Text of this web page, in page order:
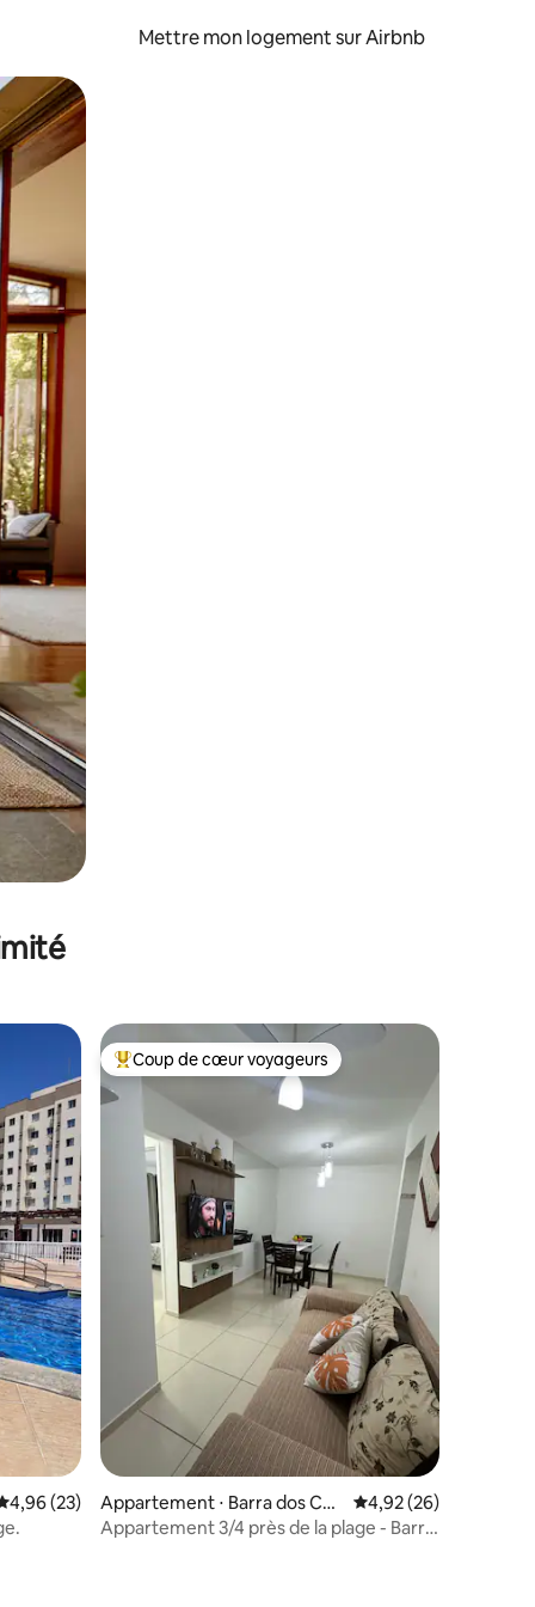
Mettre mon logement sur Airbnb
glisser.
moyenne sur la base de 23 commentaires : 4,96 sur 5
4,96 (23)
Coups de cœur voyageurs les plus appréciés
Coup de cœur voyageurs
Appartement ⋅ Barra dos Coq
ueiros
Évaluation moyenne
4,92 (26)
Appartement 3/4 près de la plage - Barra